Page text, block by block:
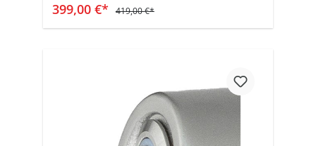
399,00 €* 419,00 €*